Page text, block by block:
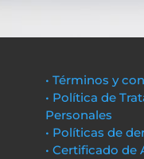
• Términos y
• Política de
Personales
• Políticas de
• Certificado de